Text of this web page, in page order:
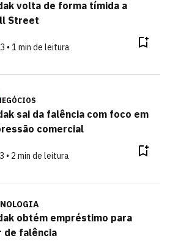
volta de forma tímida a
Street
• 1 min de leitura
sai da falência com foco em
comercial
• 2 min de leitura
obtém empréstimo para
de falência